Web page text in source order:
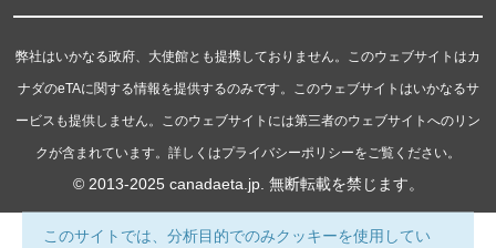
弊社はいかなる政府、大使館とも提携しておりません。このウェブサイトはカ
ナダのeTAに関する情報を提供するのみです。このウェブサイトはいかなるサ
ービスも提供しません。このウェブサイトには第三者のウェブサイトへのリン
クが含まれています。詳しくはプライバシーポリシーをご覧ください。
© 2013-2025 canadaeta.jp. 無断転載を禁じます。
このサイトでは、分析目的でのみクッキーを使用してい